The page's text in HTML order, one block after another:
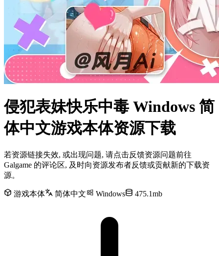
侵犯表妹快乐中毒 Windows 简
体中文游戏本体资源下载
若资源链接失效, 或出现问题, 请点击反馈资源问题前往
Galgame 的评论区, 及时向资源发布者反馈或贡献新的下载资
源。
游戏本体 简体中文 Windows 475.1mb